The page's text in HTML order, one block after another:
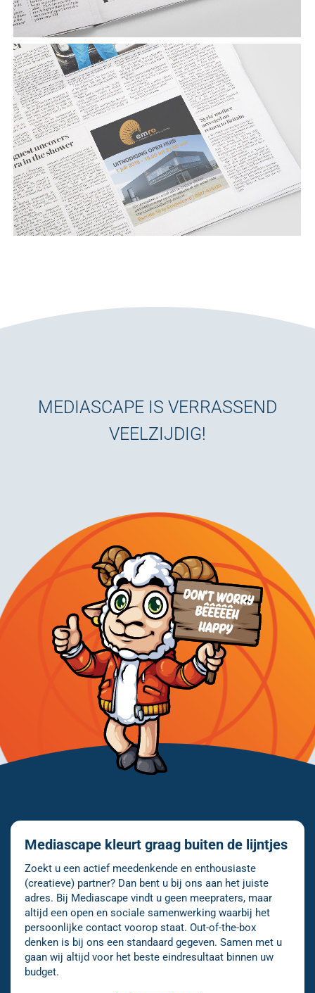
MEDIASCAPE IS VERRASSEND
VEELZIJDIG!
Mediascape kleurt graag buiten de lijntjes
Zoekt u een actief meedenkende en enthousiaste
(creatieve) partner? Dan bent u bij ons aan het juiste
adres. Bij Mediascape vindt u geen meepraters, maar
altijd een open en sociale samenwerking waarbij het
persoonlijke contact voorop staat. Out-of-the-box
denken is bij ons een standaard gegeven. Samen met u
gaan wij altijd voor het beste eindresultaat binnen uw
budget.